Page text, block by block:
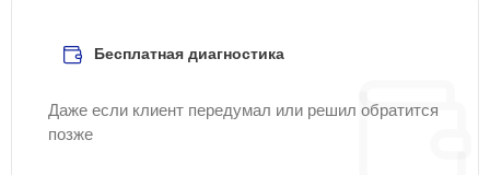
Бесплатная диагностика
Даже если клиент передумал или решил обратится
позже